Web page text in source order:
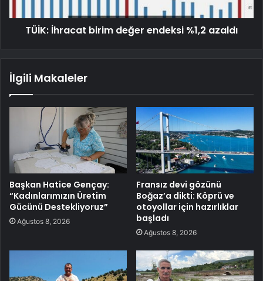
TÜİK: İhracat birim değer endeksi %1,2 azaldı
İlgili Makaleler
Başkan Hatice Gençay:
“Kadınlarımızın Üretim
Gücünü Destekliyoruz”
Ağustos 8, 2026
Fransız devi gözünü
Boğaz’a dikti: Köprü ve
otoyollar için hazırlıklar
başladı
Ağustos 8, 2026